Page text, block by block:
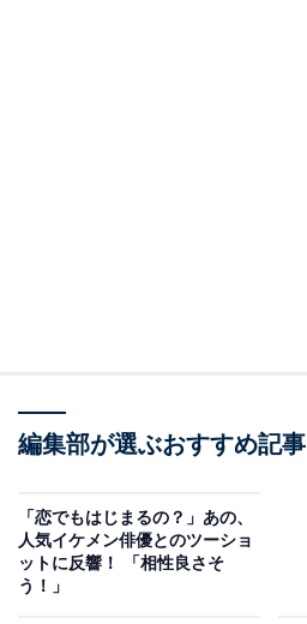
編集部が選ぶおすすめ記事
「恋でもはじまるの？」あの、
人気イケメン俳優とのツーショ
ットに反響！ 「相性良さそ
う！」